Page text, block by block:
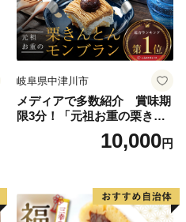
岐阜県中津川市
メディアで多数紹介 賞味期
限3分！「元祖お重の栗きん
とんモンブラン」 【未来の
ご褒美】スイーツ 栗 モンブ
子 菓子 F4N-2298
10,000円